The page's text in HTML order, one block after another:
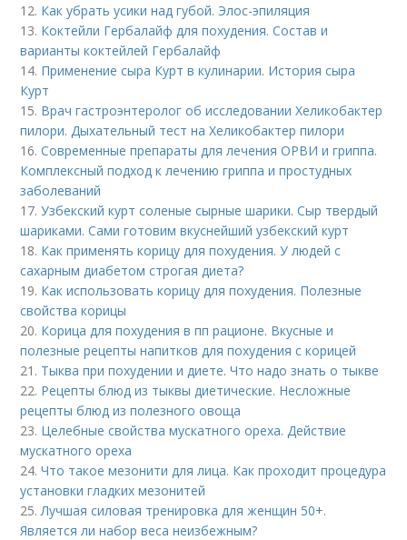
12. Как убрать усики над губой. Элос-эпиляция
13. Коктейли Гербалайф для похудения. Состав и
варианты коктейлей Гербалайф
14. Применение сыра Курт в кулинарии. История сыра
Курт
15. Врач гастроэнтеролог об исследовании Хеликобактер
пилори. Дыхательный тест на Хеликобактер пилори
16.Современные препараты для лечения ОРВИ и гриппа.
Комплексный подход к лечению гриппа и простудных
заболеваний
17.Узбекский курт соленые сырные шарики. Сыр твердый
шариками. Сами готовим вкуснейший узбекский курт
18. Как применять корицу для похудения. У людей с
сахарным диабетом строгая диета?
19. Как использовать корицу для похудения. Полезные
свойства корицы
20. Корица для похудения в пп рационе. Вкусные и
полезные рецепты напитков для похудения с корицей
21. Тыква при похудении и диете. Что надо знать о тыкве
22. Рецепты блюд из тыквы диетические. Несложные
рецепты блюд из полезного овоща
23. Целебные свойства мускатного ореха. Действие
мускатного ореха
24.Что такое мезонити для лица. Как проходит процедура
установки гладких мезонитей
25. Лучшая силовая тренировка для женщин 50+.
Является ли набор веса неизбежным?